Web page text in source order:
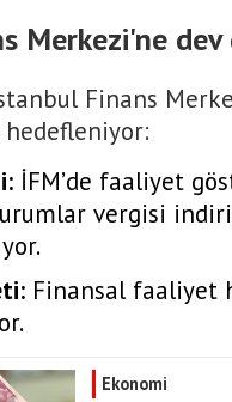
Merkezi'ne dev
Finans
hedefleniyor:
İFM’de faaliyet
vergisi
Finansal faaliyet
Ekonomi